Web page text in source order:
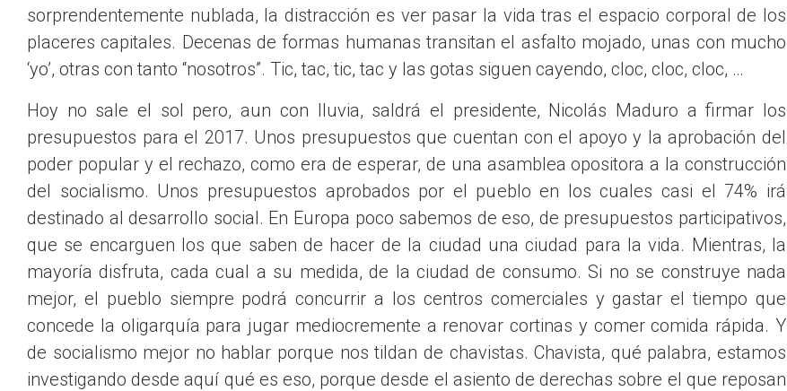
sorprendentemente nublada, la distracción es ver pasar la vida tras el espacio corporal de los
placeres capitales. Decenas de formas humanas transitan el asfalto mojado, unas con mucho
‘yo’, otras con tanto “nosotros”. Tic, tac, tic, tac y las gotas siguen cayendo, cloc, cloc, cloc, …
Hoy no sale el sol pero, aun con lluvia, saldrá el presidente, Nicolás Maduro a firmar los
presupuestos para el 2017. Unos presupuestos que cuentan con el apoyo y la aprobación del
poder popular y el rechazo, como era de esperar, de una asamblea opositora a la construcción
del socialismo. Unos presupuestos aprobados por el pueblo en los cuales casi el 74% irá
destinado al desarrollo social. En Europa poco sabemos de eso, de presupuestos participativos,
que se encarguen los que saben de hacer de la ciudad una ciudad para la vida. Mientras, la
mayoría disfruta, cada cual a su medida, de la ciudad de consumo. Si no se construye nada
mejor, el pueblo siempre podrá concurrir a los centros comerciales y gastar el tiempo que
concede la oligarquía para jugar mediocremente a renovar cortinas y comer comida rápida. Y
de socialismo mejor no hablar porque nos tildan de chavistas. Chavista, qué palabra, estamos
investigando desde aquí qué es eso, porque desde el asiento de derechas sobre el que reposan